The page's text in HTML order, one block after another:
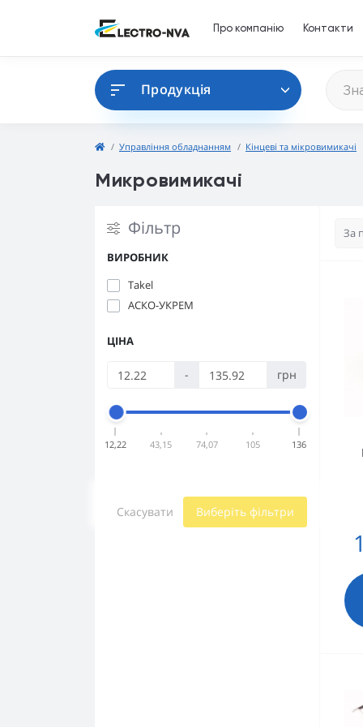
Про компанію Контакти
Продукція
Управління обладнанням Кінцеві та мікровимикачі
Микровимикачі
Фільтр
ВИРОБНИК
Takel
АСКО-УКРЕМ
ЦІНА
- грн
12,22 43,15 74,07 105 136
Скасувати Виберіть фільтри